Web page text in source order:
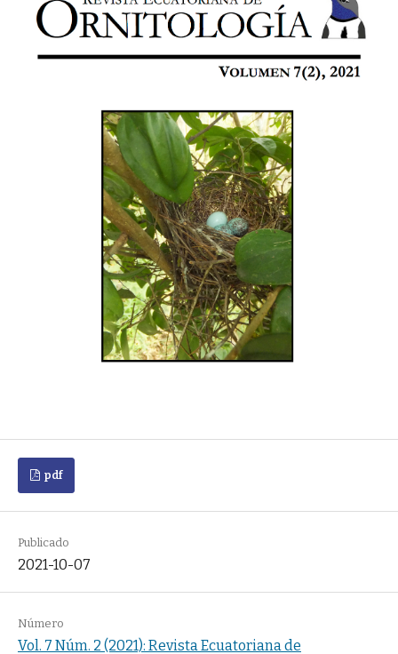
pdf
Publicado
2021-10-07
Número
Vol. 7 Núm. 2 (2021): Revista Ecuatoriana de